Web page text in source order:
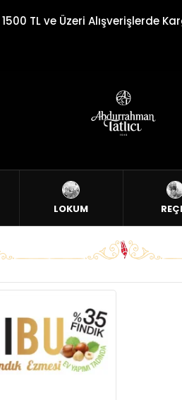
1500 TL ve Üzeri Alışverişlerde
LOKUM